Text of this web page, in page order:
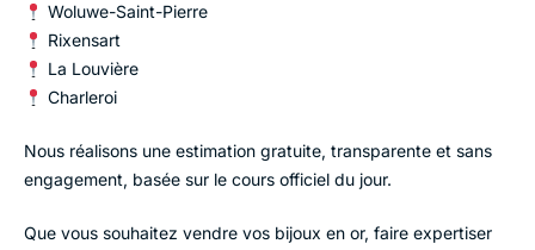
Woluwe-Saint-Pierre
Rixensart
La Louvière
Charleroi
Nous réalisons une estimation gratuite, transparente et sans
engagement, basée sur le cours officiel du jour.
Que vous souhaitez vendre vos bijoux en or, faire expertiser